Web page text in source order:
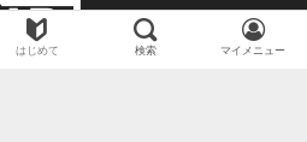
はじめて 検索 マイメニュー